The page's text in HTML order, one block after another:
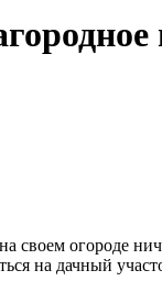
своем огороде
на дачный